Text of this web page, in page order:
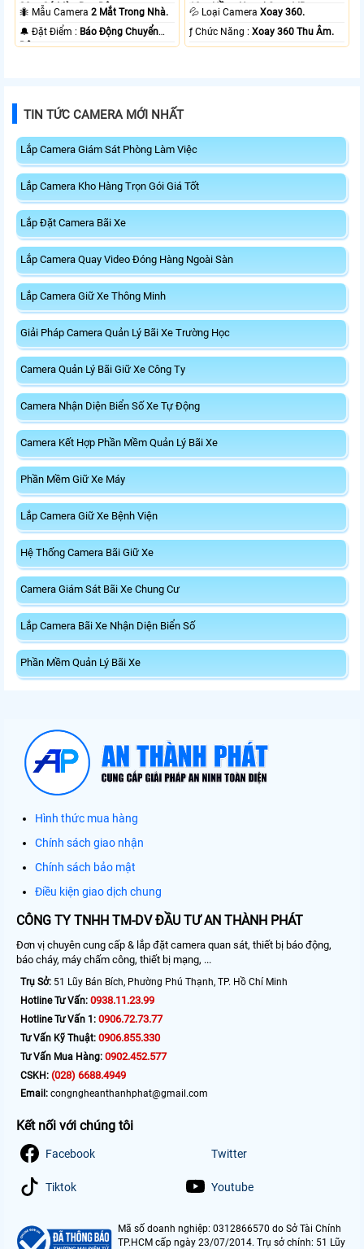
20m Có Màu Ban Ðêm.
🐜 Mẫu Camera2 Mắt Trong Nhà.
️🔔 Đặt Điểm : Báo Động Chuyển
Động.
10m Hồng Ngoại Smart IR.
💦 Loại CameraXoay 360.
️ƒ Chức Năng :Xoay 360 Thu Âm.
TIN TỨC CAMERA MỚI NHẤT
Lắp Camera Giám Sát Phòng Làm Việc
Lắp Camera Kho Hàng Trọn Gói Giá Tốt
Lắp Đặt Camera Bãi Xe
Lắp Camera Quay Video Đóng Hàng Ngoài Sàn
Lắp Camera Giữ Xe Thông Minh
Giải Pháp Camera Quản Lý Bãi Xe Trường Học
Camera Quản Lý Bãi Giữ Xe Công Ty
Camera Nhận Diện Biển Số Xe Tự Động
Camera Kết Hợp Phần Mềm Quản Lý Bãi Xe
Phần Mềm Giữ Xe Máy
Lắp Camera Giữ Xe Bệnh Viện
Hệ Thống Camera Bãi Giữ Xe
Camera Giám Sát Bãi Xe Chung Cư
Lắp Camera Bãi Xe Nhận Diện Biển Số
Phần Mềm Quản Lý Bãi Xe
Hình thức mua hàng
Chính sách giao nhận
Chính sách bảo mật
Điều kiện giao dịch chung
CÔNG TY TNHH TM-DV ĐẦU TƯ AN THÀNH PHÁT
Đơn vị chuyên cung cấp & lắp đặt camera quan sát, thiết bị báo động,
báo cháy, máy chấm công, thiết bị mạng, ...
Trụ Sở: 51 Lũy Bán Bích, Phường Phú Thạnh, TP. Hồ Chí Minh
Hotline Tư Vấn: 0938.11.23.99
Hotline Tư Vấn 1: 0906.72.73.77
Tư Vấn Kỹ Thuật: 0906.855.330
Tư Vấn Mua Hàng: 0902.452.577
CSKH: (028) 6688.4949
Email: congngheanthanhphat@gmail.com
Kết nối với chúng tôi
Facebook Twitter
Tiktok Youtube
Mã số doanh nghiệp: 0312866570 do Sở Tài Chính
TP.HCM cấp ngày 23/07/2014. Trụ sở chính: 51 Lũy